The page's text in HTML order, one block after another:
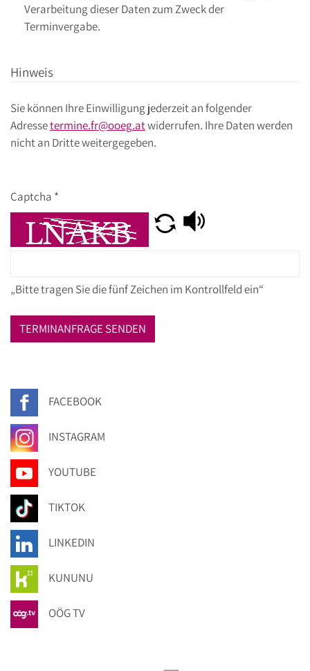
Verarbeitung dieser Daten zum Zweck der
Terminvergabe.
Hinweis
Sie können Ihre Einwilligung jederzeit an folgender
Adressetermine.fr@ooeg.atwiderrufen. Ihre Daten werden
nicht an Dritte weitergegeben.
Captcha *
„Bitte tragen Sie die fünf Zeichen im Kontrollfeld ein“
TERMINANFRAGE SENDEN
FACEBOOK
INSTAGRAM
YOUTUBE
TIKTOK
LINKEDIN
KUNUNU
OÖG TV